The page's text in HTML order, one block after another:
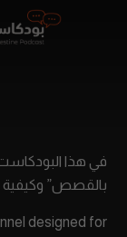
في هذا
بالقصص”
designed for